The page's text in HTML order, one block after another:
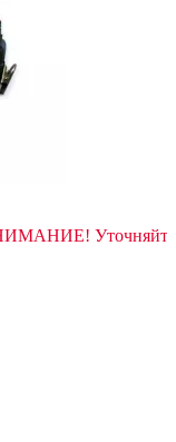
ВНИМАНИЕ!